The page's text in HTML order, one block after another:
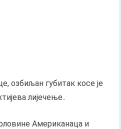
озбиљан губитак косе је
лијечење..
Американаца и